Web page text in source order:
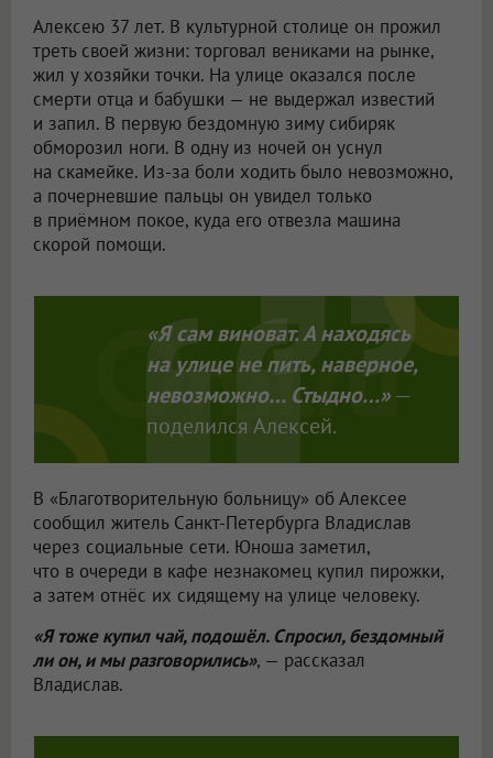
Алексею 37 лет. В культурной столице он прожил
треть своей жизни: торговал вениками на рынке,
жил у хозяйки точки. На улице оказался после
смерти отца и бабушки — не выдержал известий
и запил. В первую бездомную зиму сибиряк
обморозил ноги. В одну из ночей он уснул
на скамейке. Из-за боли ходить было невозможно,
а почерневшие пальцы он увидел только
в приёмном покое, куда его отвезла машина
скорой помощи.
«Я сам виноват. А находясь
на улице не пить, наверное,
невозможно… Стыдно…»—
поделился Алексей.
В «Благотворительную больницу» об Алексее
сообщил житель Санкт-Петербурга Владислав
через социальные сети. Юноша заметил,
что в очереди в кафе незнакомец купил пирожки,
а затем отнёс их сидящему на улице человеку.
«Я тоже купил чай, подошёл. Спросил, бездомный
ли он, и мы разговорились», — рассказал
Владислав.